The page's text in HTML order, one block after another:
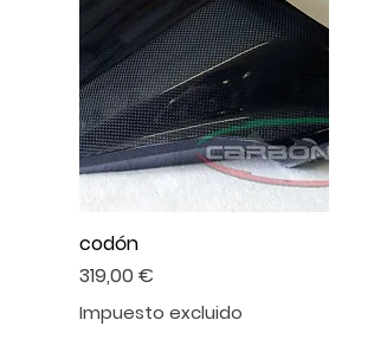
codón
Precio
319,00 €
Impuesto excluido